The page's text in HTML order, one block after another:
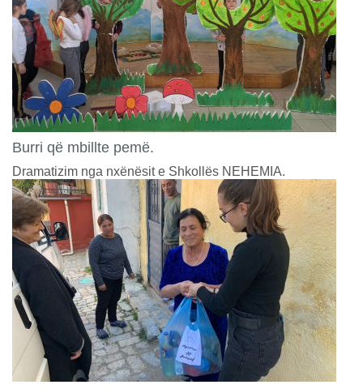
Burri që mbillte pemë.
Dramatizim nga nxënësit e Shkollës NEHEMIA.